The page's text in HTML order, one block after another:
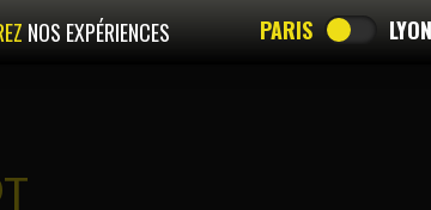
NOS EXPÉRIENCES PARIS LYON